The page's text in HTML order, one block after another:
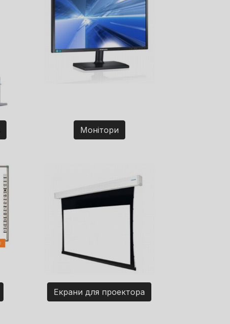
Монітори
Екрани для проектора